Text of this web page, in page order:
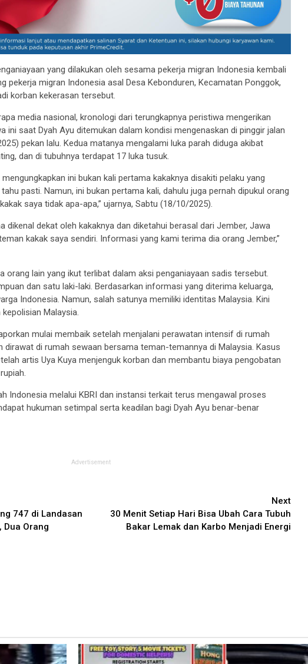
yang dilakukan oleh sesama pekerja migran Indonesia kembali
pekerja migran Indonesia asal Desa Kebonduren, Kecamatan Ponggok,
korban kekerasan tersebut.
media nasional, kronologi dari terungkapnya peristiwa mengerikan
ini saat Dyah Ayu ditemukan dalam kondisi mengenaskan di pinggir jalan
pekan lalu. Kedua matanya mengalami luka parah diduga akibat
dan di tubuhnya terdapat 17 luka tusuk.
ini bukan kali pertama kakaknya disakiti pelaku yang
pasti. Namun, ini bukan pertama kali, dahulu juga pernah dipukul orang
saya tidak apa-apa,” ujarnya, Sabtu (18/10/2025).
dikenal dekat oleh kakaknya dan diketahui berasal dari Jember, Jawa
kakak saya sendiri. Informasi yang kami terima dia orang Jember,”
orang lain yang ikut terlibat dalam aksi penganiayaan sadis tersebut.
dan satu laki-laki. Berdasarkan informasi yang diterima keluarga,
Indonesia. Namun, salah satunya memiliki identitas Malaysia. Kini
Malaysia.
mulai membaik setelah menjalani perawatan intensif di rumah
dirawat di rumah sewaan bersama teman-temannya di Malaysia. Kasus
artis Uya Kuya menjenguk korban dan membantu biaya pengobatan
Indonesia melalui KBRI dan instansi terkait terus mengawal proses
hukuman setimpal serta keadilan bagi Dyah Ayu benar-benar
Advertisement
747 di Landasan
Dua Orang
Next
30 Menit Setiap Hari Bisa Ubah Cara Tubuh
Bakar Lemak dan Karbo Menjadi Energi